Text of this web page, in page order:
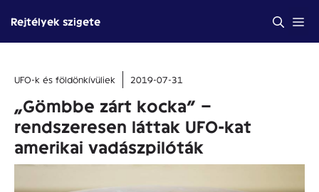
tartalomba
Rejtélyek szigete
UFO-k és földönkívüliek 2019-07-31
„Gömbbe zárt kocka” –
rendszeresen láttak UFO-kat
amerikai vadászpilóták